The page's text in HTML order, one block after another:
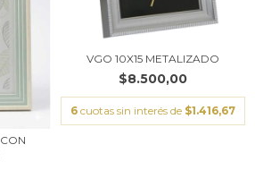
VGO 10X15 METALIZADO
$8.500,00
6 cuotas sin interés de $1.416,67